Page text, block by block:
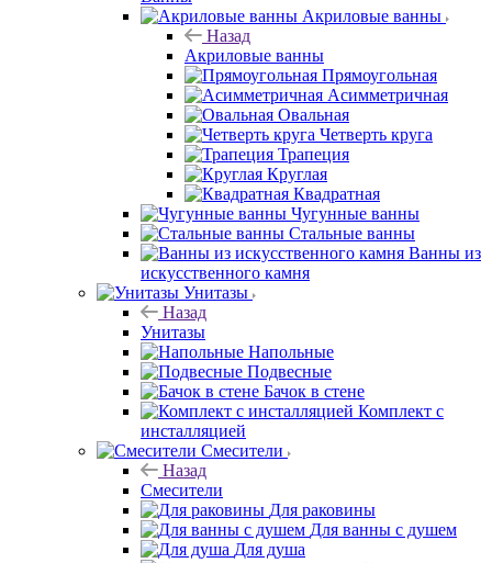
Акриловые ванны
Назад
Акриловые ванны
Прямоугольная
Асимметричная
Овальная
Четверть круга
Трапеция
Круглая
Квадратная
Чугунные ванны
Стальные ванны
Ванны из
искусственного камня
Унитазы
Назад
Унитазы
Напольные
Подвесные
Бачок в стене
Комплект с
инсталляцией
Смесители
Назад
Смесители
Для раковины
Для ванны с душем
Для душа